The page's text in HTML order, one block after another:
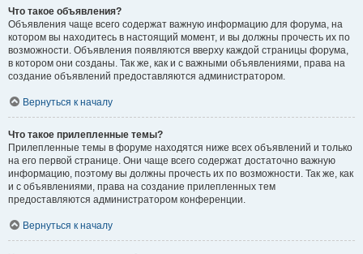
Что такое объявления?
Объявления чаще всего содержат важную информацию для форума, на
котором вы находитесь в настоящий момент, и вы должны прочесть их по
возможности. Объявления появляются вверху каждой страницы форума,
в котором они созданы. Так же, как и с важными объявлениями, права на
создание объявлений предоставляются администратором.
Вернуться к началу
Что такое прилепленные темы?
Прилепленные темы в форуме находятся ниже всех объявлений и только
на его первой странице. Они чаще всего содержат достаточно важную
информацию, поэтому вы должны прочесть их по возможности. Так же, как
и с объявлениями, права на создание прилепленных тем
предоставляются администратором конференции.
Вернуться к началу